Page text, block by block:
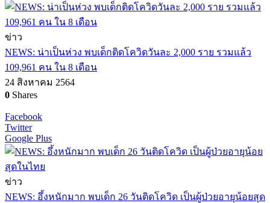
ข่าว
NEWS: น่าเป็นห่วง พบเด็กติดโควิดวันละ 2,000 ราย รวมแล้ว
109,961 คน ใน 8 เดือน
24 สิงหาคม 2564
0 Shares
Facebook
Twitter
Google Plus
ข่าว
NEWS: อึ้งหนักมาก พบเด็ก 26 วันติดโควิด เป็นผู้ป่วยอายุน้อยสุด